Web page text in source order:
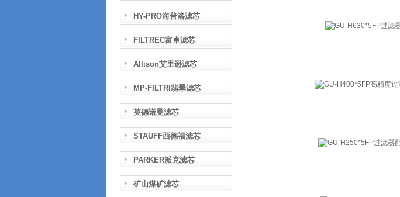
HY-PRO海普洛滤芯
FILTREC富卓滤芯
Allison艾里逊滤芯
MP-FILTRI翡翠滤芯
英德诺曼滤芯
STAUFF西德福滤芯
PARKER派克滤芯
矿山煤矿滤芯